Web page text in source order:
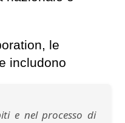
le
includono
e nel processo di